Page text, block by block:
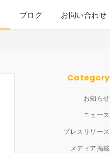
ブログ お問い合わせ
Category
お知らせ
ニュース
プレスリリース
メディア掲載